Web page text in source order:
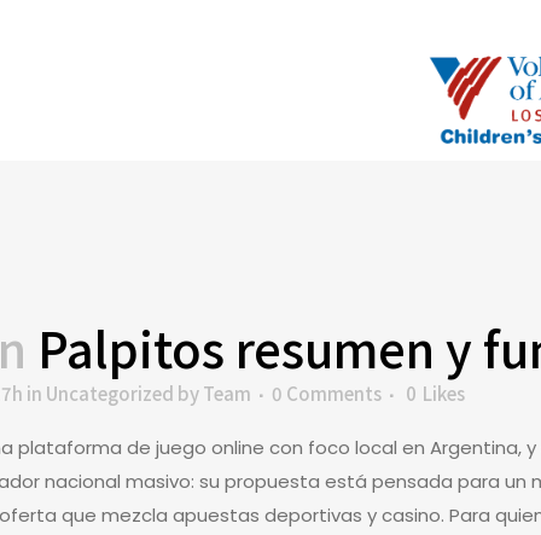
Palpitos resumen y
in Uncategorized byTeam 0 Comments 0 Likes
plataforma de juego online con foco local en
nacional masivo: su propuesta está pensada para
que mezcla apuestas deportivas y casino. Para